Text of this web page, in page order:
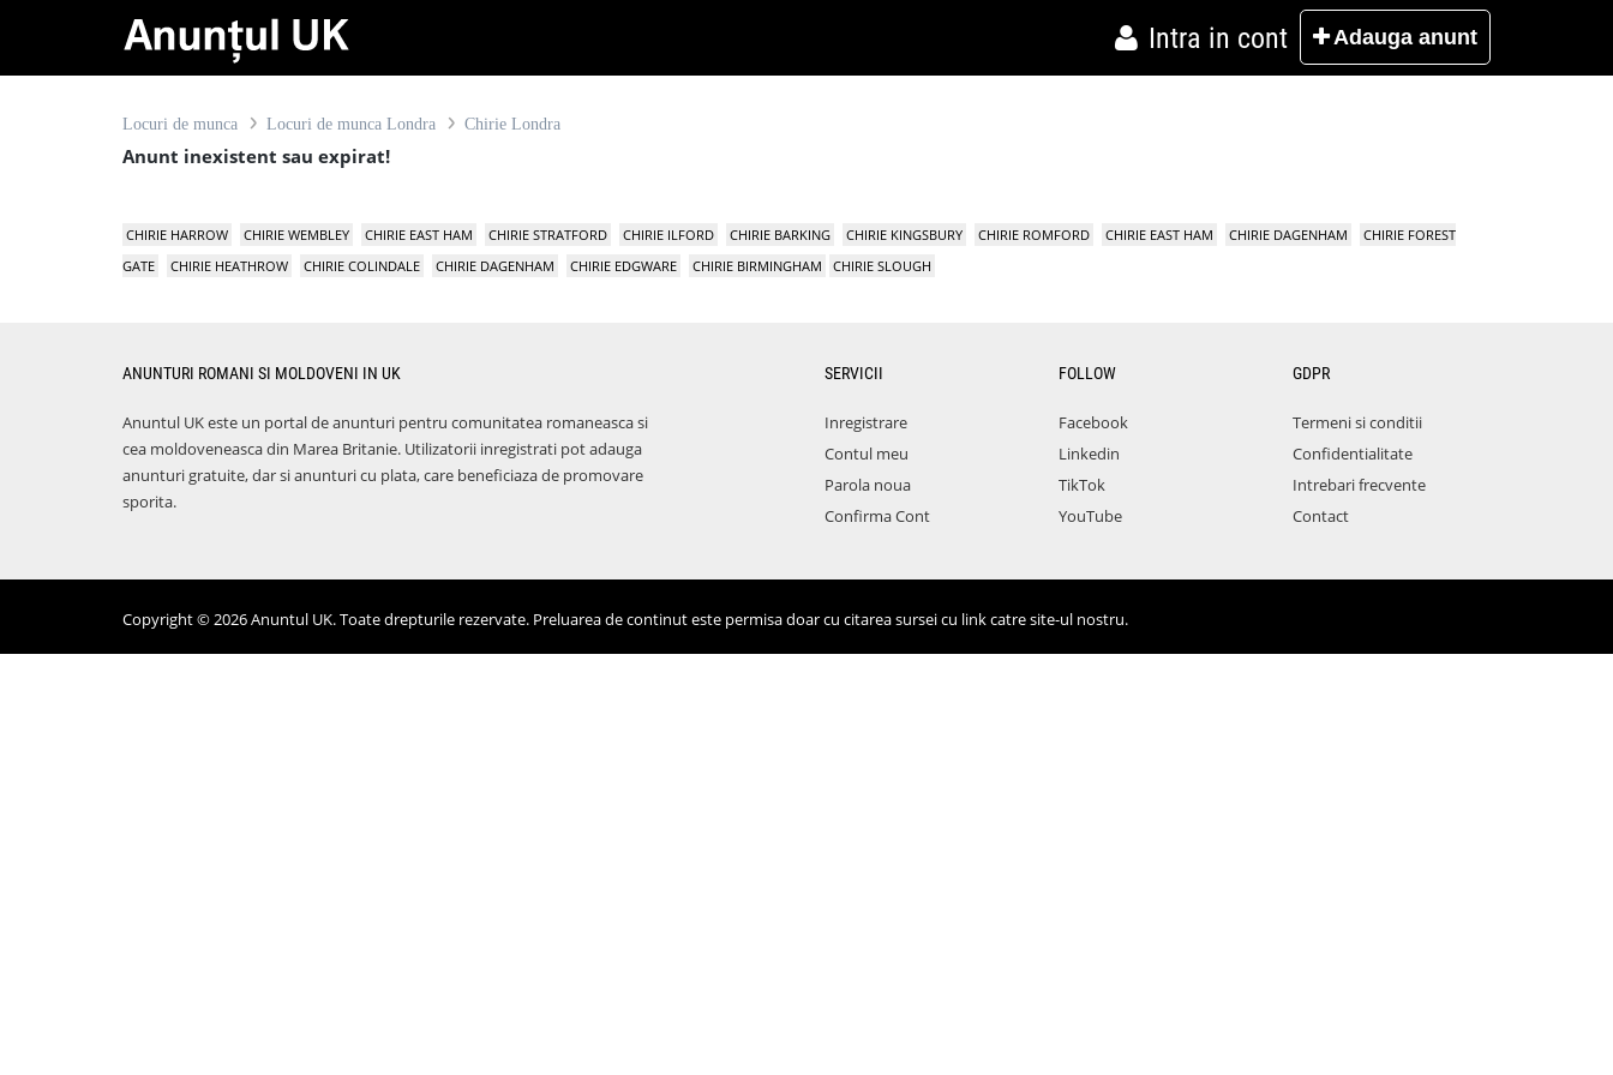
Intra in cont Adauga anunt
Locuri de munca Locuri de munca Londra Chirie Londra
Anunt inexistent sau expirat!
CHIRIE HARROW CHIRIE WEMBLEY CHIRIE EAST HAM CHIRIE STRATFORD CHIRIE ILFORD CHIRIE BARKING CHIRIE KINGSBURY CHIRIE ROMFORD CHIRIE EAST HAM CHIRIE DAGENHAM
CHIRIE FOREST
GATE
CHIRIE HEATHROW CHIRIE COLINDALE CHIRIE DAGENHAM CHIRIE EDGWARE CHIRIE BIRMINGHAM CHIRIE SLOUGH
ANUNTURI ROMANI SI MOLDOVENI IN UK
Anuntul UK este un portal de anunturi pentru comunitatea romaneasca si
cea moldoveneasca din Marea Britanie. Utilizatorii inregistrati pot adauga
anunturi gratuite, dar si anunturi cu plata, care beneficiaza de promovare
sporita.
SERVICII
Inregistrare
Contul meu
Parola noua
Confirma Cont
FOLLOW
Facebook
Linkedin
TikTok
YouTube
GDPR
Termeni si conditii
Confidentialitate
Intrebari frecvente
Contact
Copyright © 2026 Anuntul UK. Toate drepturile rezervate. Preluarea de continut este permisa doar cu citarea sursei cu link catre site-ul nostru.